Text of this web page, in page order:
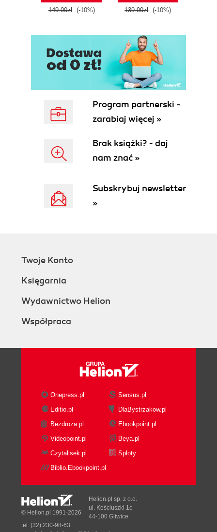
149.00zł (-10%) 139.00zł (-10%)
Program partnerski -
zarabiaj więcej »
Brak książki? - daj
nam znać »
Subskrybuj newsletter
»
Twoje Konto
Księgarnia
Wydawnictwo Helion
Współpraca
Onepress.pl
Sensus.pl
Editio.pl
DlaBystrzakow.pl
Bezdroza.pl
Ebookpoint.pl
Videopoint.pl
Beya.pl
Czytalisek.pl
Sploty
Biblio.Ebookpoint.pl
© Helion.pl 1991-2026
Helion.pl sp. z o.o.
ul. Kościuszki 1c
44-100 Gliwice
tel. (32) 230-98-63